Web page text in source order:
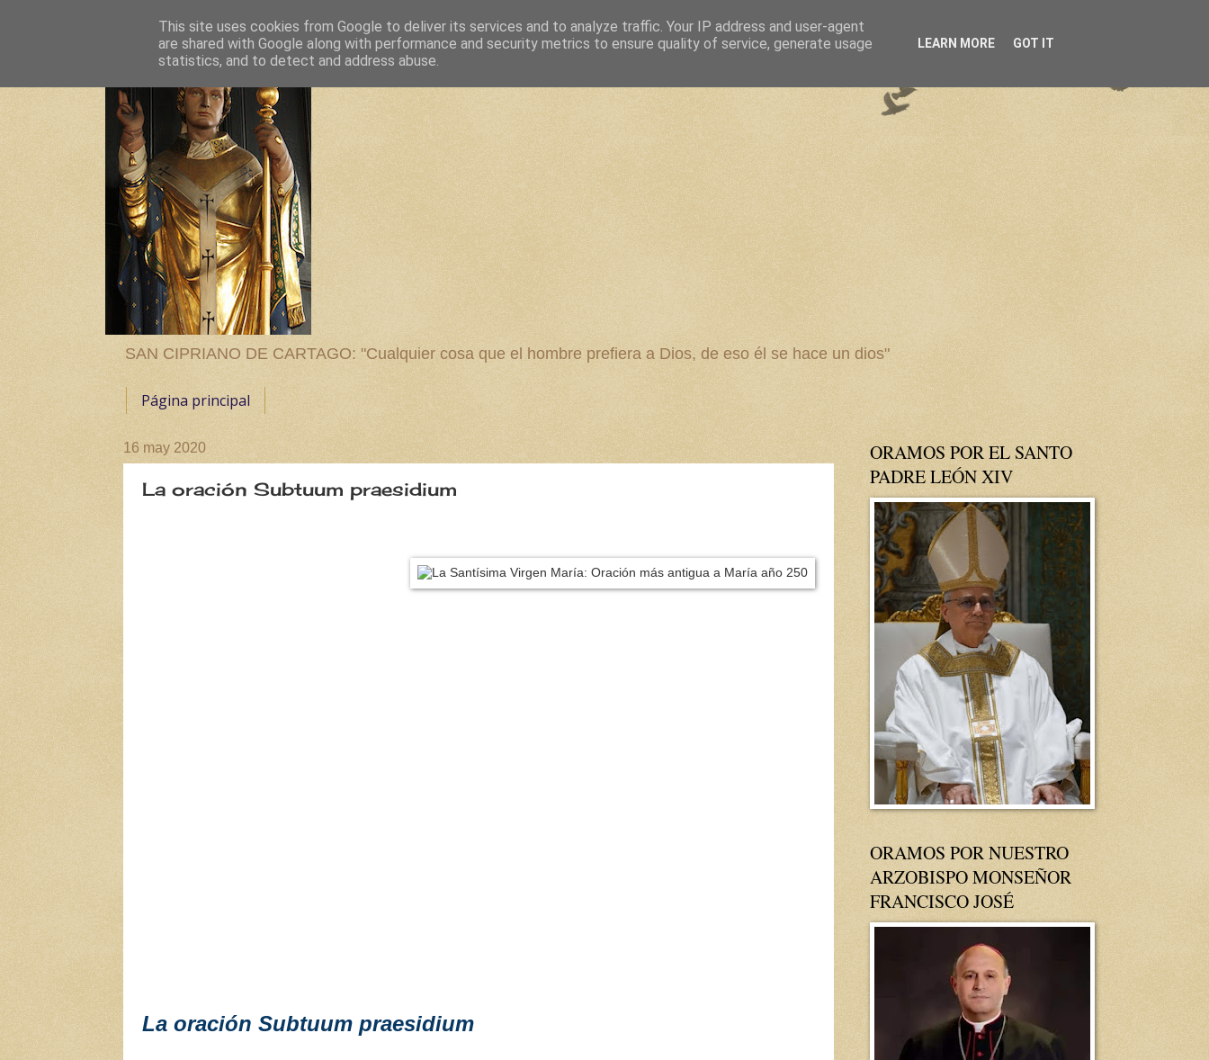
SAN CIPRIANO DE CARTAGO: "Cualquier cosa que el hombre prefiera a Dios, de eso él se hace un dios"
Página principal
16 may 2020
La oración Subtuum praesidium
La oración Subtuum praesidium
ORAMOS POR EL SANTO
PADRE LEÓN XIV
ORAMOS POR NUESTRO
ARZOBISPO MONSEÑOR
FRANCISCO JOSÉ
This site uses cookies from Google to deliver its services and to analyze traffic. Your IP address and user-agent
are shared with Google along with performance and security metrics to ensure quality of service, generate usage
statistics, and to detect and address abuse.
LEARN MORE GOT IT